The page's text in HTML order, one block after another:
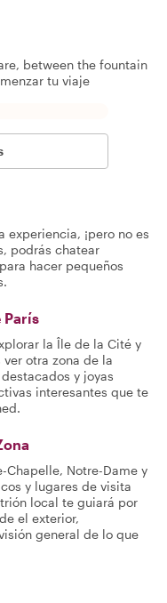
between the fountain
tu viaje
experiencia, ¡pero no es
podrás chatear
hacer pequeños
París
la Île de la Cité y
otra zona de la
y joyas
interesantes que te
Chapelle, Notre-Dame y
y lugares de visita
local te guiará por
el exterior,
general de lo que